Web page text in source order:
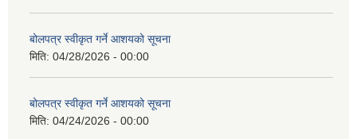
बोलपत्र स्वीकृत गर्ने आशयको सूचना
मिति: 04/28/2026 - 00:00
बोलपत्र स्वीकृत गर्ने आशयको सूचना
मिति: 04/24/2026 - 00:00